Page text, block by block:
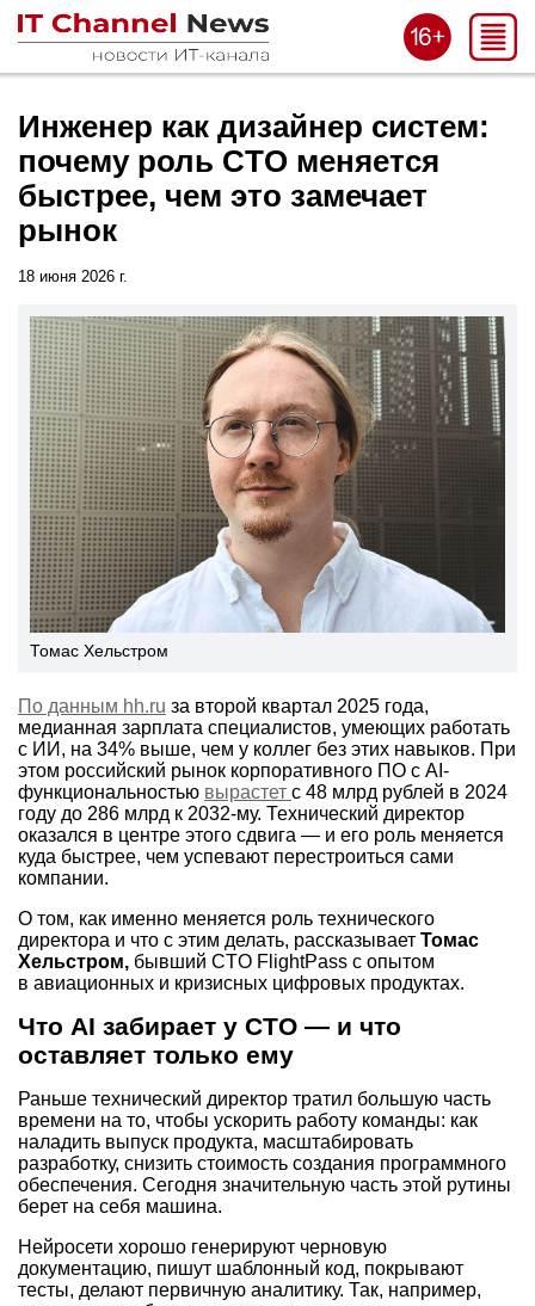
Инженер как дизайнер систем:
почему роль CTO меняется
быстрее, чем это замечает
рынок
18 июня 2026 г.
Томас Хельстром
По данным hh.ru за второй квартал 2025 года,
медианная зарплата специалистов, умеющих работать
с ИИ, на 34% выше, чем у коллег без этих навыков. При
этом российский рынок корпоративного ПО с AI-
функциональностью вырастет с 48 млрд рублей в 2024
году до 286 млрд к 2032-му. Технический директор
оказался в центре этого сдвига — и его роль меняется
куда быстрее, чем успевают перестроиться сами
компании.
О том, как именно меняется роль технического
директора и что с этим делать, рассказывает Томас
Хельстром, бывший CTO FlightPass с опытом
в авиационных и кризисных цифровых продуктах.
Что AI забирает у CTO — и что
оставляет только ему
Раньше технический директор тратил большую часть
времени на то, чтобы ускорить работу команды: как
наладить выпуск продукта, масштабировать
разработку, снизить стоимость создания программного
обеспечения. Сегодня значительную часть этой рутины
берет на себя машина.
Нейросети хорошо генерируют черновую
документацию, пишут шаблонный код, покрывают
тесты, делают первичную аналитику. Так, например,